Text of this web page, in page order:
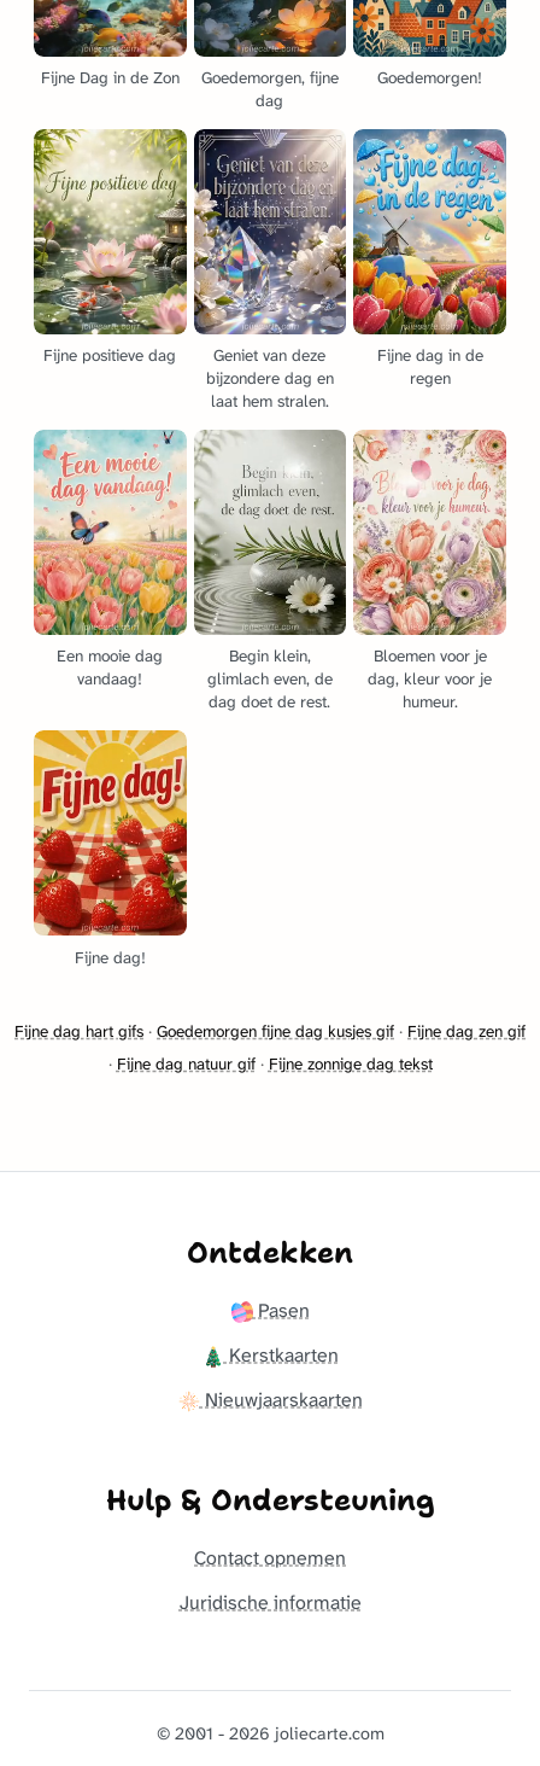
Fijne Dag in de Zon
Goedemorgen, fijne
dag
Goedemorgen!
Fijne positieve dag
Geniet van deze
bijzondere dag en
laat hem stralen.
Fijne dag in de
regen
Een mooie dag
vandaag!
Begin klein,
glimlach even, de
dag doet de rest.
Bloemen voor je
dag, kleur voor je
humeur.
Fijne dag!
Fijne dag hart gifs · Goedemorgen fijne dag kusjes gif · Fijne dag zen gif
· Fijne dag natuur gif· Fijne zonnige dag tekst
Ontdekken
Pasen
Kerstkaarten
Nieuwjaarskaarten
Hulp & Ondersteuning
Contact opnemen
Juridische informatie
© 2001 - 2026 joliecarte.com